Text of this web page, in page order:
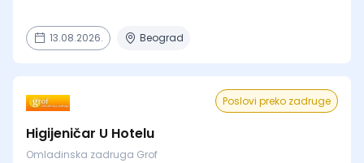
13.08.2026. Beograd
Poslovi preko zadruge
Higijeničar U Hotelu
Omladinska zadruga Grof